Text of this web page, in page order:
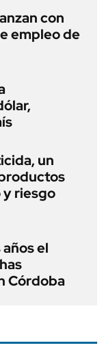
con
empleo de
un
riesgo
el
Córdoba